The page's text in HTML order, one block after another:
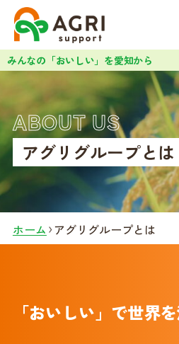
みんなの「おいしい」を愛知から
アグリグループとは
ABOUT US
ホーム アグリグループとは
「おいしい」で世界